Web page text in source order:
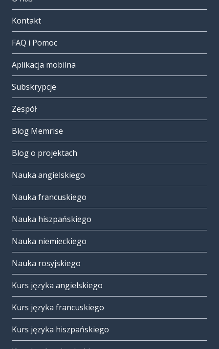
Kontakt
FAQ i Pomoc
Aplikacja mobilna
Subskrypcje
Zespół
Blog Memrise
Blog o projektach
Nauka angielskiego
Nauka francuskiego
Nauka hiszpańskiego
Nauka niemieckiego
Nauka rosyjskiego
Kurs języka angielskiego
Kurs języka francuskiego
Kurs języka hiszpańskiego